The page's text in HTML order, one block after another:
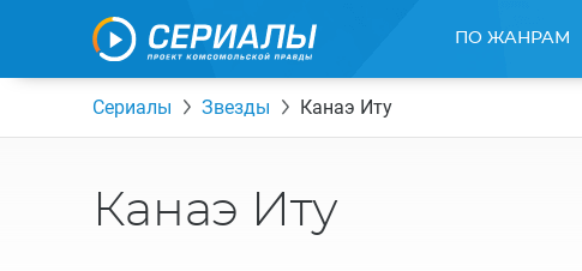
ПО ЖАНРАМ
Сериалы Звезды Канаэ Иту
Канаэ Иту